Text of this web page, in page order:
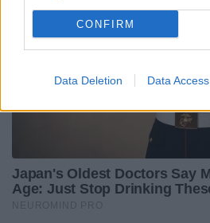
CONFIRM
Data Deletion Data Access